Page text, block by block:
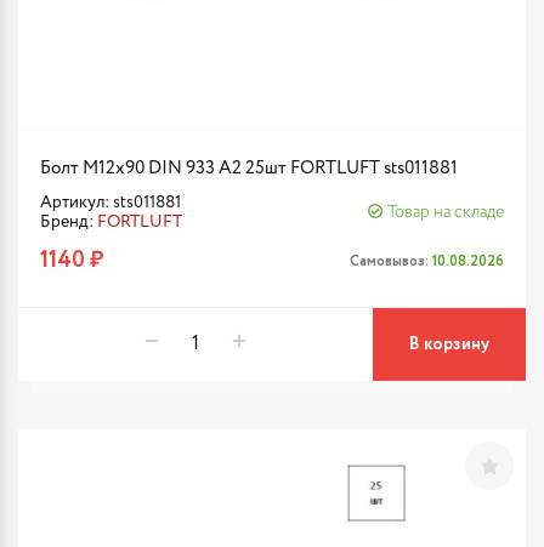
Болт М12х90 DIN 933 A2 25шт FORTLUFT sts011881
Артикул: sts011881
Бренд: FORTLUFT
Товар на складе
1140 ₽ Самовывоз: 10.08.2026
В корзину